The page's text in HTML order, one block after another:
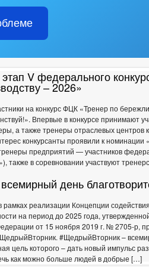
ФИЗИЧЕСКАЯ КУЛЬТУРА И
РЕКВИЗИТЫ
ПЛАНЫ И ОТЧЕТЫ
ДЕЯТЕЛЬНОСТИ ОМСУ,
ПП ГЛАВЫ ЧР ПОСТОЯННОГО
БЛАГОУСТРОЙСТВО
КОНСТРУКЦИЙ
СТРУКТУРА,
МУНИЦИПАЛЬНЫХ СЛУЖАЩИХ
КОНТАКТНАЯ ИНФОРМАЦИЯ
НОРМАТИВНО-
ТРУДА
СОСТАВ
ТРЕБОВАНИЙ
КОНКУРСЫ
КОЛИЧЕСТВО
БИЗНЕСА
СВЕДЕНИЯ
V федерального
– 2026»
на конкурс ФЦК «Тренер по
Впервые в конкурсе принимают
а также тренеры отраслевых центров
конкурсанты проявили к номинации
предприятий — участников
также в соревновании участвуют
день
рамках реализации Концепции
на период до 2025 года,
от 15 ноября 2019 г. № 2705-р,
#ЩедрыйВторник –
цель которого – дать новый импульс
как можно больше людей в добрые […]